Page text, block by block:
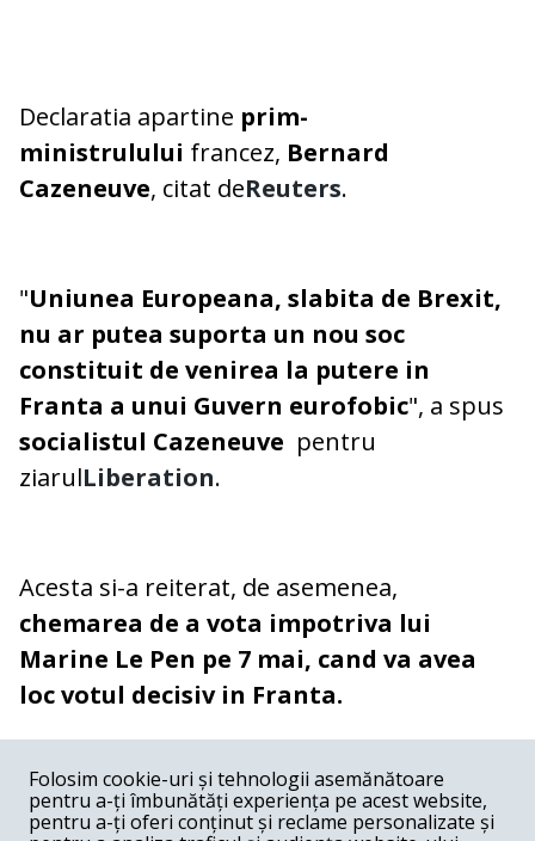
Declaratia apartine prim-
ministrulului francez, Bernard
Cazeneuve, citat deReuters.
"Uniunea Europeana, slabita de Brexit,
nu ar putea suporta un nou soc
constituit de venirea la putere in
Franta a unui Guvern eurofobic", a spus
socialistul Cazeneuve pentru
ziarulLiberation.
Acesta si-a reiterat, de asemenea,
chemarea de a vota impotriva lui
Marine Le Pen pe 7 mai, cand va avea
loc votul decisiv in Franta.
COMENTARII
Nume
Folosim cookie-uri și tehnologii asemănătoare
pentru a-ți îmbunătăți experiența pe acest website,
pentru a-ți oferi conținut și reclame personalizate și